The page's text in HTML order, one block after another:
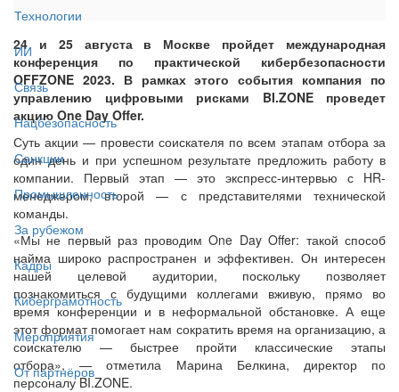
Технологии
ИИ
Связь
Нацбезопасность
Санкции
Промышленность
За рубежом
Кадры
Киберграмотность
Мероприятия
От партнёров
24 и 25 августа в Москве пройдет международная
конференция по практической кибербезопасности
OFFZONE 2023. В рамках этого события компания по
управлению цифровыми рисками BI.ZONE проведет
акцию One Day Offer.
Суть акции — провести соискателя по всем этапам отбора за
один день и при успешном результате предложить работу в
компании. Первый этап — это экспресс-интервью с HR-
менеджером, второй — с представителями технической
команды.
«Мы не первый раз проводим One Day Offer: такой способ
найма широко распространен и эффективен. Он интересен
нашей целевой аудитории, поскольку позволяет
познакомиться с будущими коллегами вживую, прямо во
время конференции и в неформальной обстановке. А еще
этот формат помогает нам сократить время на организацию, а
соискателю — быстрее пройти классические этапы
отбора», — отметила Марина Белкина, директор по
персоналу BI.ZONE.